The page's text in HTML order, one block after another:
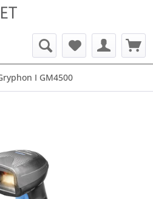
I GM4500